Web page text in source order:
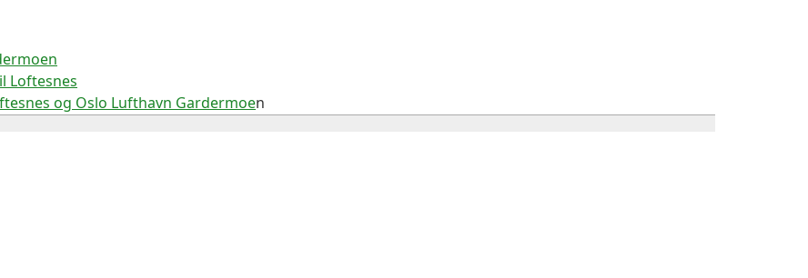
Loftesnes
og Oslo Lufthavn Gardermoen